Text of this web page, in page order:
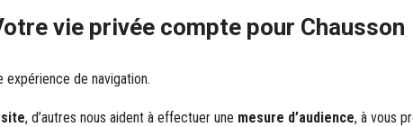
vie privée compte pour Chausson
de navigation.
, d’autres nous aident à effectuer une mesure d’audience, à vous